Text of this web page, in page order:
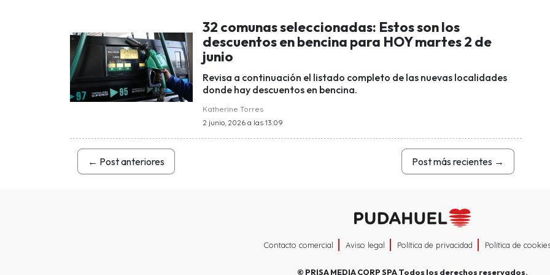
32 comunas seleccionadas: Estos son los
descuentos en bencina para HOY martes 2 de
junio
Revisa a continuación el listado completo de las nuevas localidades
donde hay descuentos en bencina.
Katherine Torres
2 junio, 2026 a las 13:09
← Post anteriores Post más recientes →
Contacto comercial Aviso legal Política de privacidad Política de
© PRISA MEDIA CORP SPATodos los derechos reservados.